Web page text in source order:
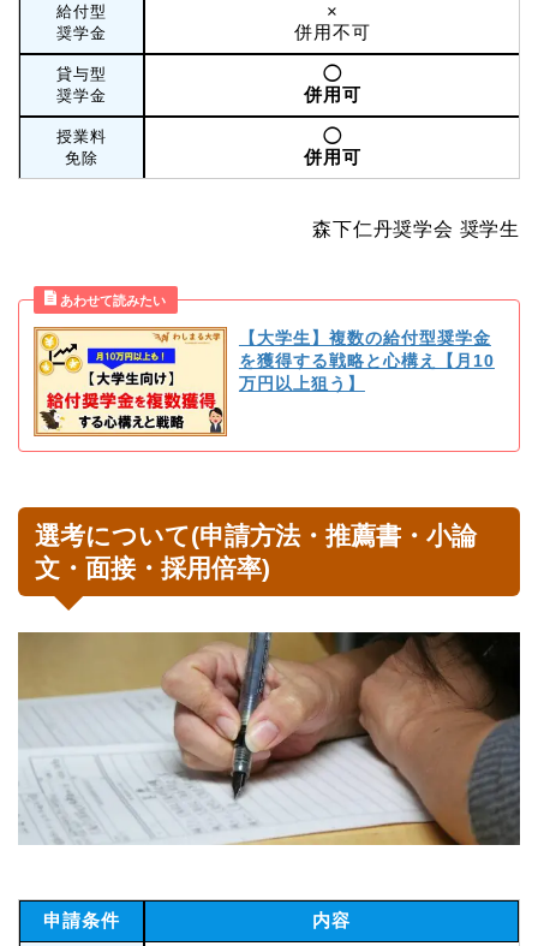
給付型
奨学金
×
併用不可
貸与型
奨学金
◯
併用可
授業料
免除
◯
併用可
森下仁丹奨学会 奨学生
【大学生】複数の給付型奨学金
を獲得する戦略と心構え【月10
万円以上狙う】
選考について(申請方法・推薦書・小論
文・面接・採用倍率)
申請条件 内容